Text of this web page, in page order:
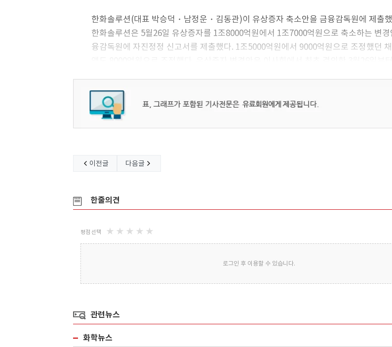
한화솔루션(대표 박승덕・남정운・김동관)이 유상증자 축소안을 금융감독원에 제출
한화솔루션은 5월26일 유상증자를 1조8000억원에서 1조7000억원으로 축소하는 변
융감독원에 자진정정 신고서를 제출했다. 1조5000억원에서 9000억원으로 조정했던
이전글 다음글
한줄의견
평점 선택 ★ ★ ★ ★ ★
로그인 후 이용할 수 있습니다.
관련뉴스
화학뉴스